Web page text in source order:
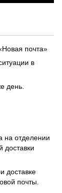
почта»
в
день.
на отделении
доставки
доставке
почты.